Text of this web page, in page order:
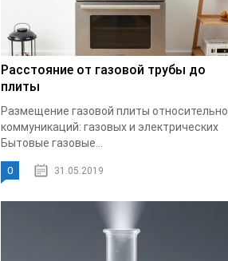
Расстояние от газовой трубы до
плиты
Размещение газовой плиты относительно
коммуникаций: газовых и электрических
Бытовые газовые...
0 31.05.2019